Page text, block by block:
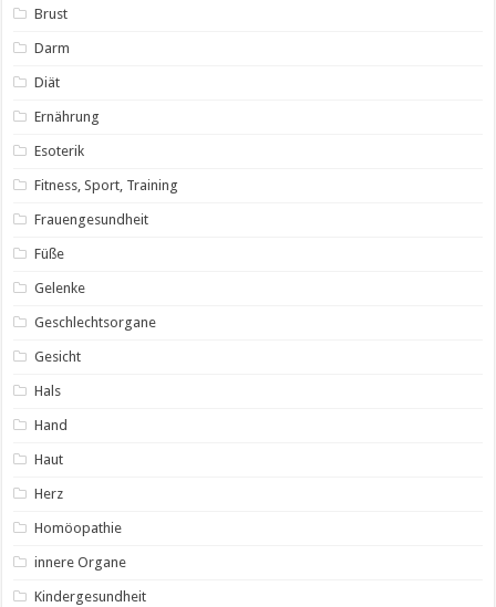
Brust
Darm
Diät
Ernährung
Esoterik
Fitness, Sport, Training
Frauengesundheit
Füße
Gelenke
Geschlechtsorgane
Gesicht
Hals
Hand
Haut
Herz
Homöopathie
innere Organe
Kindergesundheit